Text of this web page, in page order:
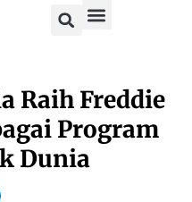
Raih Freddie
Program
Dunia